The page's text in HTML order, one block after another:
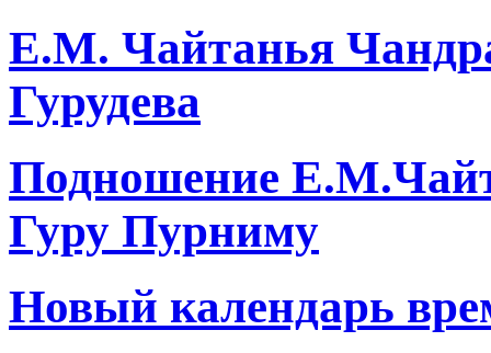
Е.М. Чайтанья
Гурудева
Подношение
Гуру Пурниму
Новый календарь